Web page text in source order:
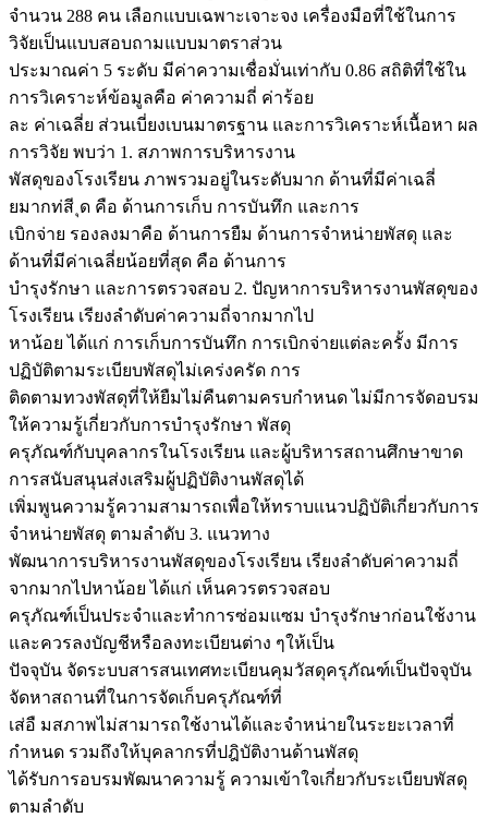
จำนวน 288 คน เลือกแบบเฉพาะเจาะจง เครื่องมือที่ใช้ในการ
วิจัยเป็นแบบสอบถามแบบมาตราส่วน
ประมาณค่า 5 ระดับ มีค่าความเชื่อมั่นเท่ากับ 0.86 สถิติที่ใช้ใน
การวิเคราะห์ข้อมูลคือ ค่าความถี่ ค่าร้อย
ละ ค่าเฉลี่ย ส่วนเบี่ยงเบนมาตรฐาน และการวิเคราะห์เนื้อหา ผล
การวิจัย พบว่า 1. สภาพการบริหารงาน
พัสดุของโรงเรียน ภาพรวมอยู่ในระดับมาก ด้านที่มีค่าเฉลี่
ยมากท่สี ุด คือ ด้านการเก็บ การบันทึก และการ
เบิกจ่าย รองลงมาคือ ด้านการยืม ด้านการจำหน่ายพัสดุ และ
ด้านที่มีค่าเฉลี่ยน้อยที่สุด คือ ด้านการ
บำรุงรักษา และการตรวจสอบ 2. ปัญหาการบริหารงานพัสดุของ
โรงเรียน เรียงลำดับค่าความถี่จากมากไป
หาน้อย ได้แก่ การเก็บการบันทึก การเบิกจ่ายแต่ละครั้ง มีการ
ปฏิบัติตามระเบียบพัสดุไม่เคร่งครัด การ
ติดตามทวงพัสดุที่ให้ยืมไม่คืนตามครบกำหนด ไม่มีการจัดอบรม
ให้ความรู้เกี่ยวกับการบำรุงรักษา พัสดุ
ครุภัณฑ์กับบุคลากรในโรงเรียน และผู้บริหารสถานศึกษาขาด
การสนับสนุนส่งเสริมผู้ปฏิบัติงานพัสดุได้
เพิ่มพูนความรู้ความสามารถเพื่อให้ทราบแนวปฏิบัติเกี่ยวกับการ
จำหน่ายพัสดุ ตามลำดับ 3. แนวทาง
พัฒนาการบริหารงานพัสดุของโรงเรียน เรียงลำดับค่าความถี่
จากมากไปหาน้อย ได้แก่ เห็นควรตรวจสอบ
ครุภัณฑ์เป็นประจำและทำการซ่อมแซม บำรุงรักษาก่อนใช้งาน
และควรลงบัญชีหรือลงทะเบียนต่าง ๆให้เป็น
ปัจจุบัน จัดระบบสารสนเทศทะเบียนคุมวัสดุครุภัณฑ์เป็นปัจจุบัน
จัดหาสถานที่ในการจัดเก็บครุภัณฑ์ที่
เส่อื มสภาพไม่สามารถใช้งานได้และจำหน่ายในระยะเวลาที่
กำหนด รวมถึงให้บุคลากรที่ปฎิบัติงานด้านพัสดุ
ได้รับการอบรมพัฒนาความรู้ ความเข้าใจเกี่ยวกับระเบียบพัสดุ
ตามลำดับ